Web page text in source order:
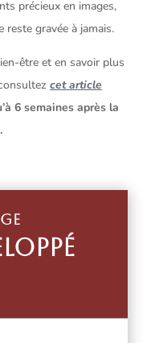
précieux en images,
gravée à jamais.
être et en savoir plus
cet article
6 semaines après la